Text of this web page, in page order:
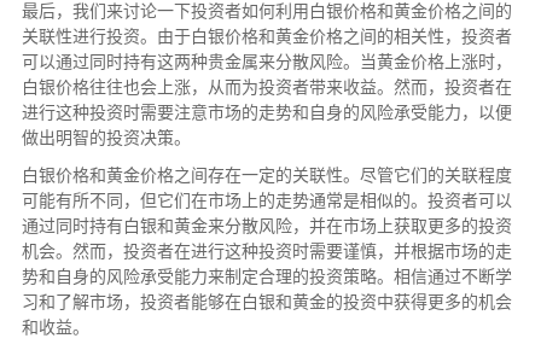
最后，我们来讨论一下投资者如何利用白银价格和黄金价格之间的
关联性进行投资。由于白银价格和黄金价格之间的相关性，投资者
可以通过同时持有这两种贵金属来分散风险。当黄金价格上涨时，
白银价格往往也会上涨，从而为投资者带来收益。然而，投资者在
进行这种投资时需要注意市场的走势和自身的风险承受能力，以便
做出明智的投资决策。
白银价格和黄金价格之间存在一定的关联性。尽管它们的关联程度
可能有所不同，但它们在市场上的走势通常是相似的。投资者可以
通过同时持有白银和黄金来分散风险，并在市场上获取更多的投资
机会。然而，投资者在进行这种投资时需要谨慎，并根据市场的走
势和自身的风险承受能力来制定合理的投资策略。相信通过不断学
习和了解市场，投资者能够在白银和黄金的投资中获得更多的机会
和收益。